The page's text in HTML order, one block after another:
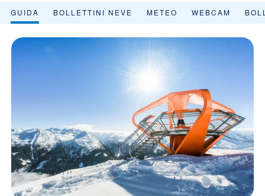
GUIDA BOLLETTINI NEVE METEO WEBCAM